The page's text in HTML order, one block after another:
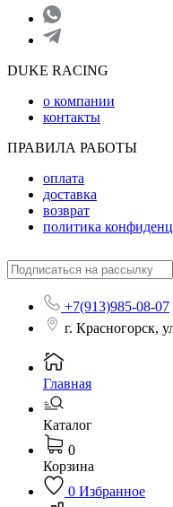
DUKE RACING
о компании
контакты
ПРАВИЛА РАБОТЫ
оплата
доставка
возврат
политика
+7(913)985-08-07
г. Красногорск,
Главная
Каталог
0
Корзина
0 Избранное